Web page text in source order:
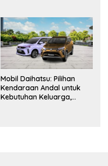
Perselisihan
Mobil Daihatsu: Pilihan
Kendaraan Andal untuk
Kebutuhan Keluarga,